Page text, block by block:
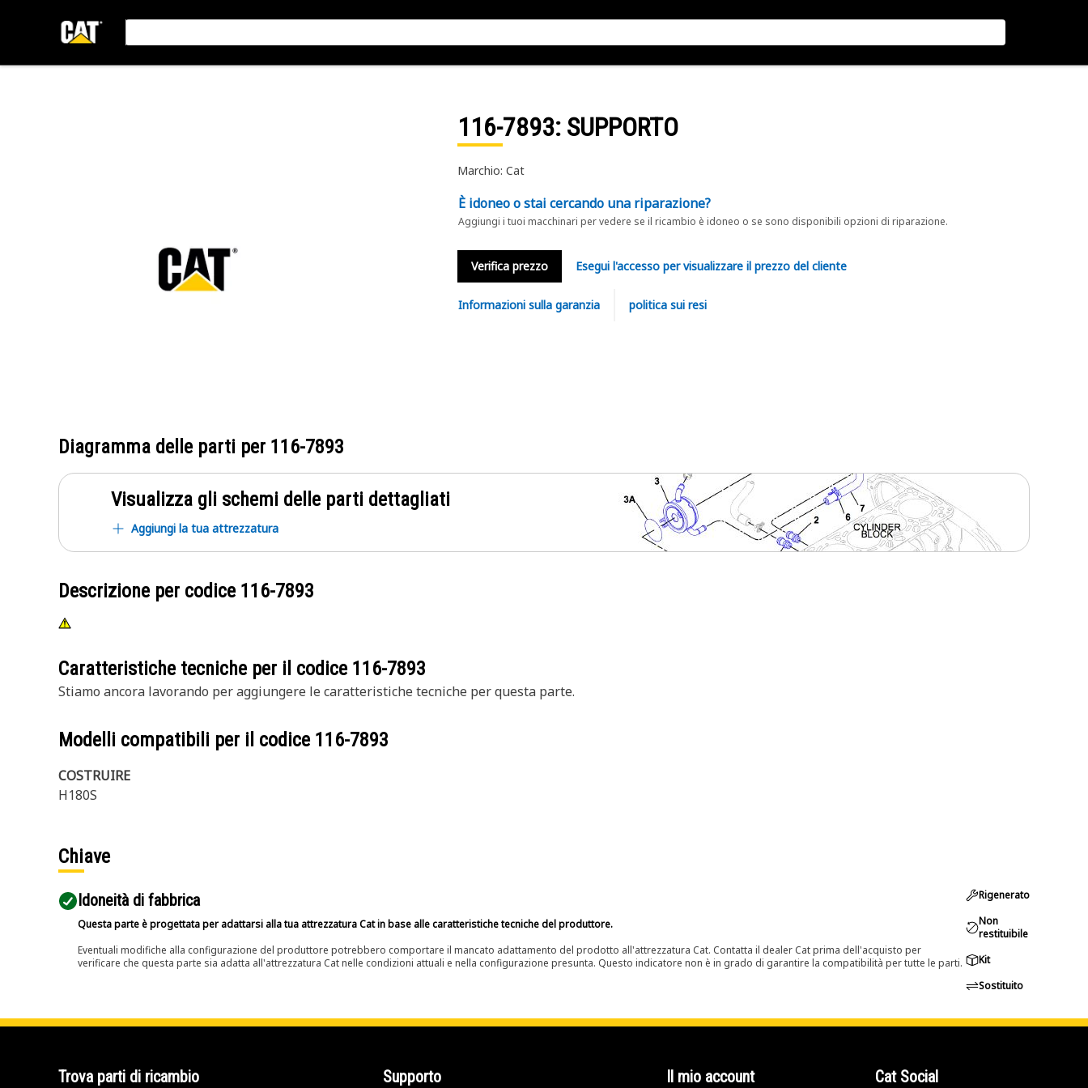
116-7893: SUPPORTO
Marchio: Cat
È idoneo o stai cercando una riparazione?
Aggiungi i tuoi macchinari per vedere se il ricambio è idoneo o se sono disponibili opzioni di riparazione.
Verifica prezzo Esegui l'accesso per visualizzare il prezzo del cliente
Informazioni sulla garanzia politica sui resi
Diagramma delle parti per 116-7893
Visualizza gli schemi delle parti dettagliati
Aggiungi la tua attrezzatura
Descrizione per codice 116-7893
Caratteristiche tecniche per il codice 116-7893
Stiamo ancora lavorando per aggiungere le caratteristiche tecniche per questa parte.
Modelli compatibili per il codice 116-7893
COSTRUIRE
H180S
Chiave
Idoneità di fabbrica
Questa parte è progettata per adattarsi alla tua attrezzatura Cat in base alle caratteristiche tecniche del produttore.
Eventuali modifiche alla configurazione del produttore potrebbero comportare il mancato adattamento del prodotto all'attrezzatura Cat. Contatta il dealer Cat prima dell'acquisto per
verificare che questa parte sia adatta all'attrezzatura Cat nelle condizioni attuali e nella configurazione presunta. Questo indicatore non è in grado di garantire la compatibilità per tutte le parti.
Rigenerato
Non
restituibile
Kit
Sostituito
Trova parti di ricambio Supporto Il mio account Cat Social